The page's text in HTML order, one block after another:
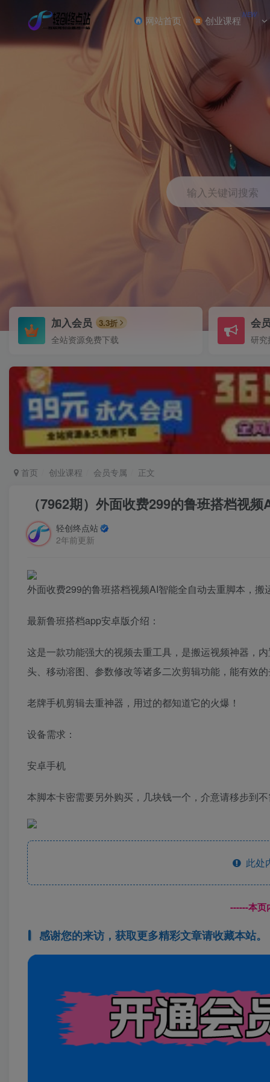
网站首页 创业课程 NEW
输入关键词搜索
加入会员 3.3折
全站资源免费下载
会
研究
首页 创业课程 会员专属 正文
（7962期）外面收费299的鲁班搭档视
轻创终点站
2年前更新
外面收费299的鲁班搭档视频AI智能全自动去重脚本，搬
最新鲁班搭档app安卓版介绍：
这是一款功能强大的视频去重工具，是搬运视频神器，
头、移动溶图、参数修改等诸多二次剪辑功能，能有效
老牌手机剪辑去重神器，用过的都知道它的火爆！
设备需求：
安卓手机
本脚本卡密需要另外购买，几块钱一个，介意请移步到
此处
------本页
感谢您的来访，获取更多精彩文章请收藏本站。